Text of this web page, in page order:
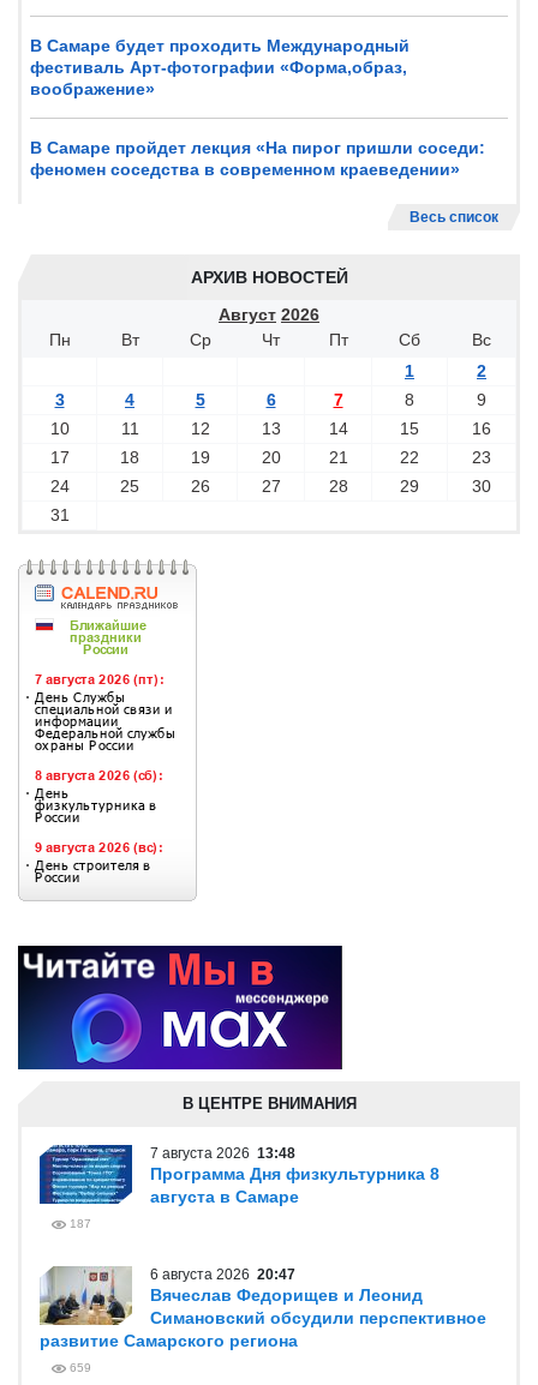
В Самаре будет проходить Международный
фестиваль Арт-фотографии «Форма,образ,
воображение»
В Самаре пройдет лекция «На пирог пришли соседи:
феномен соседства в современном краеведении»
Весь список
АРХИВ НОВОСТЕЙ
Август 2026
Пн
Вт Ср Чт Пт Сб
Вс
1
2
3
4 5 6 7 8
9
10
11 12 13 14 15
16
17
18 19 20 21 22
23
24
25 26 27 28 29
30
31
В ЦЕНТРЕ ВНИМАНИЯ
7 августа 2026 13:48
Программа Дня физкультурника 8
августа в Самаре
187
6 августа 2026 20:47
Вячеслав Федорищев и Леонид
Симановский обсудили перспективное
развитие Самарского региона
659